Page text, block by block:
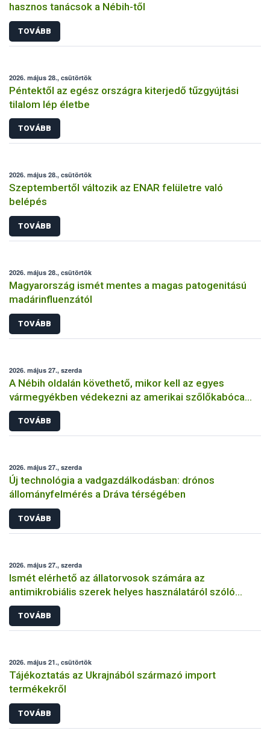
hasznos tanácsok a Nébih-től
TOVÁBB
2026. május 28., csütörtök
Péntektől az egész országra kiterjedő tűzgyújtási
tilalom lép életbe
TOVÁBB
2026. május 28., csütörtök
Szeptembertől változik az ENAR felületre való
belépés
TOVÁBB
2026. május 28., csütörtök
Magyarország ismét mentes a magas patogenitású
madárinfluenzától
TOVÁBB
2026. május 27., szerda
A Nébih oldalán követhető, mikor kell az egyes
vármegyékben védekezni az amerikai szőlőkabóca
ellen
TOVÁBB
2026. május 27., szerda
Új technológia a vadgazdálkodásban: drónos
állományfelmérés a Dráva térségében
TOVÁBB
2026. május 27., szerda
Ismét elérhető az állatorvosok számára az
antimikrobiális szerek helyes használatáról szóló
képzés
TOVÁBB
2026. május 21., csütörtök
Tájékoztatás az Ukrajnából származó import
termékekről
TOVÁBB